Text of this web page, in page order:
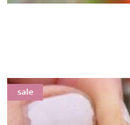
sale
sale